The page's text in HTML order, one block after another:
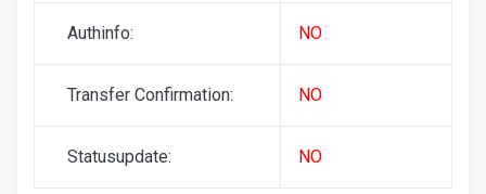
Authinfo: NO
Transfer Confirmation: NO
Statusupdate: NO